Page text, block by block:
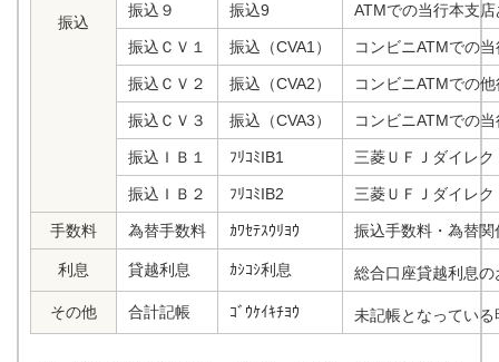
振込
振込９ 振込9 ATMでの当行本支
振込ＣＶ１ 振込（CVA1） コンビニATMでの
振込ＣＶ２ 振込（CVA2） コンビニATMでの
振込ＣＶ３ 振込（CVA3） コンビニATMでの
振込ＩＢ１ ﾌﾘｺﾐIB1 三菱ＵＦＪダイレ
振込ＩＢ２ ﾌﾘｺﾐIB2 三菱ＵＦＪダイレ
手数料 為替手数料 ｶﾜｾﾃｽｳﾘﾖｳ 振込手数料・為替
利息 貸越利息 ｶｼｺｼ利息 総合口座貸越利息
その他 合計記帳 ｺﾞｳｹｲｷﾁﾖｳ 未記帳となってい